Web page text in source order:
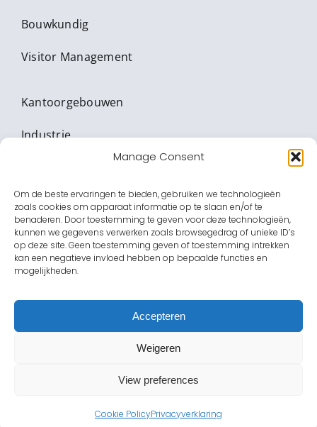
Manage Consent
Om de beste ervaringen te bieden, gebruiken we technologieën
zoals cookies om apparaat informatie op te slaan en/of te
benaderen. Door toestemming te geven voor deze technologieën,
kunnen we gegevens verwerken zoals browsegedrag of unieke ID’s
op deze site. Geen toestemming geven of toestemming intrekken
kan een negatieve invloed hebben op bepaalde functies en
mogelijkheden.
Accepteren
Weigeren
View preferences
Cookie PolicyPrivacyverklaring
Bouwkundig
Visitor Management
Kantoorgebouwen
Industrie
Banken & Waardetransport
Onderwijs
Zorginstellingen
Amusement
Overheid
|PRIVACY|DISCLAIMER|SUPPORT